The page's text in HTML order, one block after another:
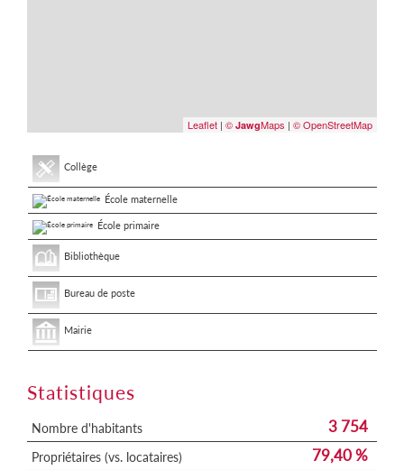
Leaflet | © JawgMaps | © OpenStreetMap
Collège
École maternelle
École primaire
Bibliothèque
Bureau de poste
Mairie
Statistiques
Nombre d'habitants 3 754
Propriétaires (vs. locataires) 79,40 %